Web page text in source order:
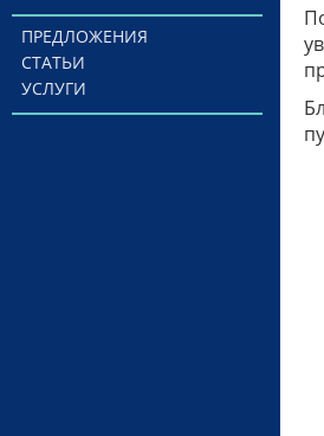
ПРЕДЛОЖЕНИЯ
СТАТЬИ
УСЛУГИ